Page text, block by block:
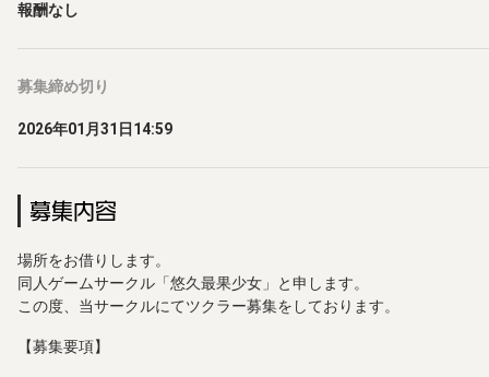
報酬なし
募集締め切り
2026年01月31日14:59
募集内容
場所をお借りします。
同人ゲームサークル「悠久最果少女」と申します。
この度、当サークルにてツクラー募集をしております。
【募集要項】